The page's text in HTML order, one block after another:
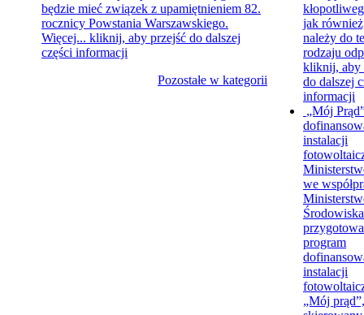
będzie mieć związek z upamiętnieniem 82.
rocznicy Powstania Warszawskiego.
Więcej... kliknij, aby przejść do dalszej
części informacji
Pozostałe w kategorii
jak
należy do
rodzaju
kliknij, aby
do dalszej
informacji
„Mój
instalacji
we
Środowiska
program
instalacji
„Mój prąd”,